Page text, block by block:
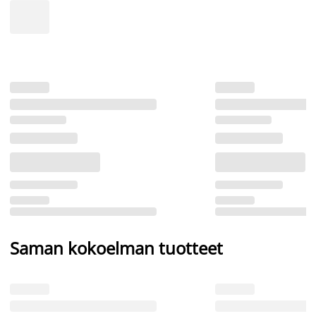
Saman kokoelman tuotteet